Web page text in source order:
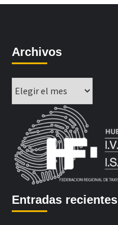
Archivos
Entradas recientes